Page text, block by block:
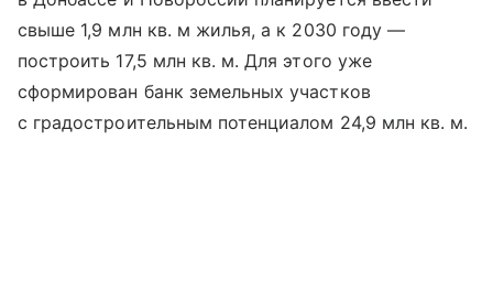
свыше 1,9 млн кв. м жилья, а к 2030 году —
построить 17,5 млн кв. м. Для этого уже
сформирован банк земельных участков
с градостроительным потенциалом 24,9 млн кв. м.